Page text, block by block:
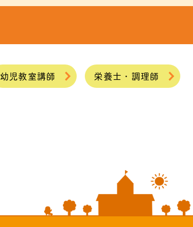
幼児教室講師 栄養士・調理師